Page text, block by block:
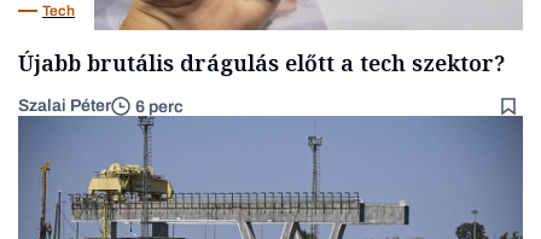
Tech
Újabb brutális drágulás előtt a tech szektor?
Szalai Péter 6 perc